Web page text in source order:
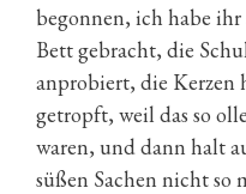
begonnen, ich habe ihr
Bett gebracht, die
anprobiert, die Kerzen
getropft, weil das so
waren, und dann halt
süßen Sachen nicht so